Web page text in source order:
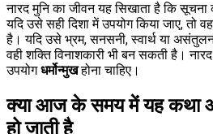
नारद मुनि का जीवन यह सिखाता है कि सूचना
यदि उसे सही दिशा में उपयोग किया जाए, तो
है। यदि उसे भ्रम, सनसनी, स्वार्थ या
वही शक्ति विनाशकारी भी बन सकती है।
उपयोगधर्मोन्मुखहोना चाहिए।
क्या आज के समय में यह कथा
हो जाती है